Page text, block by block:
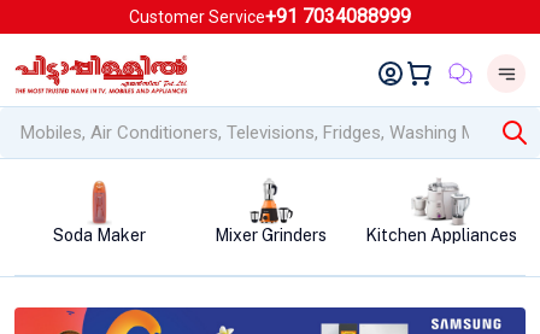
Customer Service+91 7034088999
Mixer Grinders Kitchen Appliances Air Conditioners